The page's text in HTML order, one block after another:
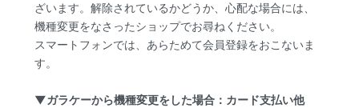
ざいます。解除されているかどうか、心配な場合には、
機種変更をなさったショップでお尋ねください。
スマートフォンでは、あらためて会員登録をおこないま
す。
▼ガラケーから機種変更をした場合：カード支払い他